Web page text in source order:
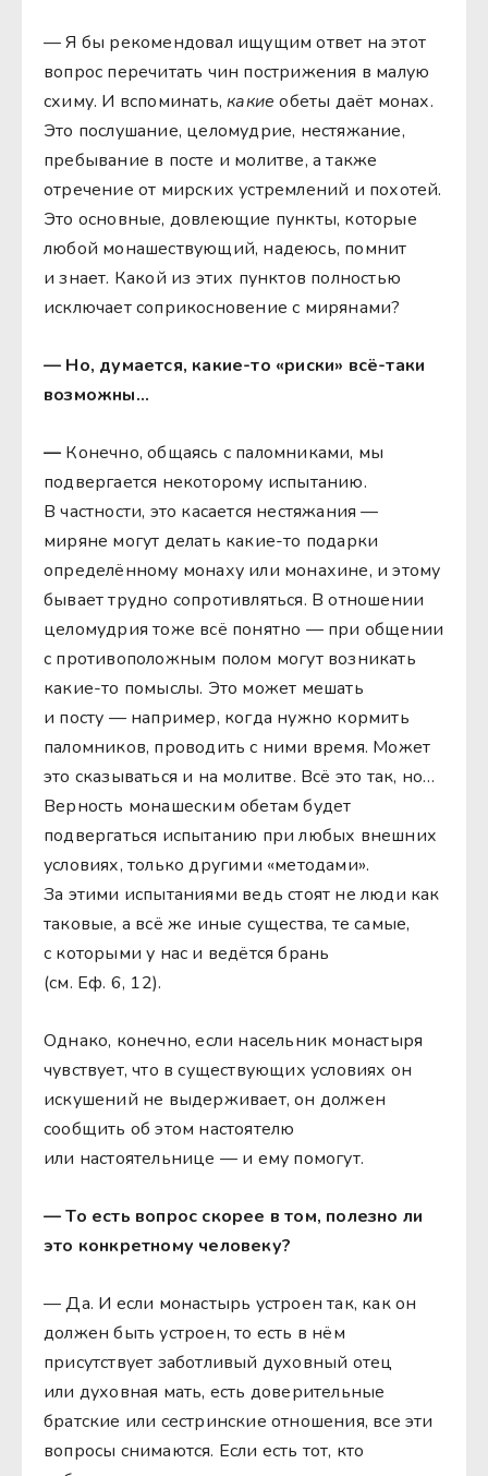
— Я бы рекомендовал ищущим ответ на этот
вопрос перечитать чин пострижения в малую
схиму. И вспоминать,какие обеты даёт монах.
Это послушание, целомудрие, нестяжание,
пребывание в посте и молитве, а также
отречение от мирских устремлений и похотей.
Это основные, довлеющие пункты, которые
любой монашествующий, надеюсь, помнит
и знает. Какой из этих пунктов полностью
исключает соприкосновение с мирянами?
— Но, думается, какие-то «риски» всё-таки
возможны…
— Конечно, общаясь с паломниками, мы
подвергается некоторому испытанию.
В частности, это касается нестяжания —
миряне могут делать какие-то подарки
определённому монаху или монахине, и этому
бывает трудно сопротивляться. В отношении
целомудрия тоже всё понятно — при общении
с противоположным полом могут возникать
какие-то помыслы. Это может мешать
и посту — например, когда нужно кормить
паломников, проводить с ними время. Может
это сказываться и на молитве. Всё это так, но…
Верность монашеским обетам будет
подвергаться испытанию при любых внешних
условиях, только другими «методами».
За этими испытаниями ведь стоят не люди как
таковые, а всё же иные существа, те самые,
с которыми у нас и ведётся брань
(см. Еф. 6, 12).
Однако, конечно, если насельник монастыря
чувствует, что в существующих условиях он
искушений не выдерживает, он должен
сообщить об этом настоятелю
или настоятельнице — и ему помогут.
— То есть вопрос скорее в том, полезно ли
это конкретному человеку?
— Да. И если монастырь устроен так, как он
должен быть устроен, то есть в нём
присутствует заботливый духовный отец
или духовная мать, есть доверительные
братские или сестринские отношения, все эти
вопросы снимаются. Если есть тот, кто